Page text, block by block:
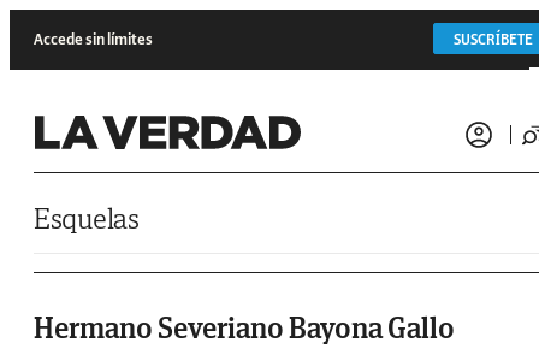
Accede sin límites SUSCRÍBETE
Esquelas
Hermano Severiano Bayona Gallo